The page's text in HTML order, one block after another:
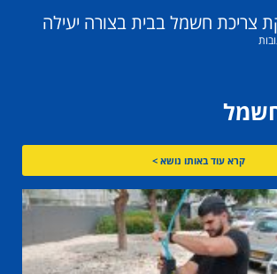
צריכת חשמל בבית בצורה יעילה
קרא עוד באותו נושא >